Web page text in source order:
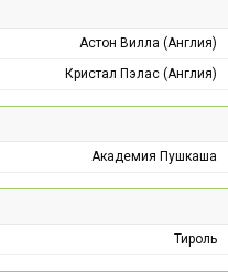
Астон Вилла (Англия)
Кристал Пэлас (Англия)
Академия Пушкаша
Тироль